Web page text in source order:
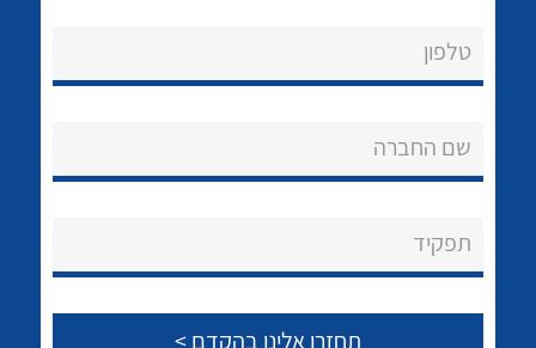
שאלות ותשובות
אודות
לכל מוצרי היצרן
טלפון
שם החברה
תפקיד